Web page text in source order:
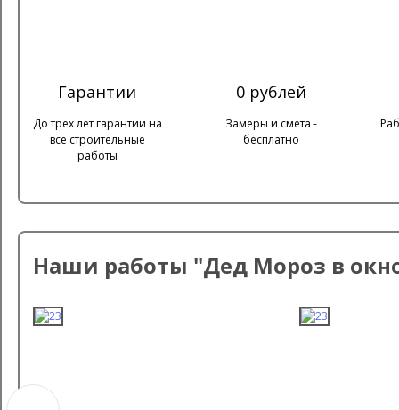
Гарантии
До трех лет гарантии на
все строительные
работы
0 рублей
Замеры и смета -
бесплатно
Наши работы "Дед Мороз в